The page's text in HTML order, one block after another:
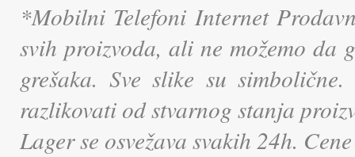
*Mobilni Telefoni Internet
svih proizvoda, ali ne možemo da
grešaka. Sve slike su
razlikovati od stvarnog stanja
Lager se osvežava svakih 24h.